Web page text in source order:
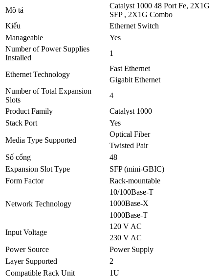
Mô tả
Catalyst 1000 48 Port Fe, 2X1G
SFP , 2X1G Combo
Kiểu
Ethernet Switch
Manageable
Yes
Number of Power Supplies
Installed
1
Ethernet Technology
Fast Ethernet
Gigabit Ethernet
Number of Total Expansion
Slots
4
Product Family
Catalyst 1000
Stack Port
Yes
Media Type Supported
Optical Fiber
Twisted Pair
Số cổng
48
Expansion Slot Type
SFP (mini-GBIC)
Form Factor
Rack-mountable
Network Technology
10/100Base-T
1000Base-X
1000Base-T
Input Voltage
120 V AC
230 V AC
Power Source
Power Supply
Layer Supported
2
Compatible Rack Unit
1U